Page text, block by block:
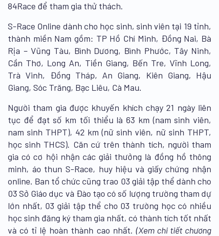
84Race để tham gia thử thách.
S-Race Online dành cho học sinh, sinh viên tại 19 tỉnh,
thành miền Nam gồm: TP Hồ Chí Minh, Đồng Nai, Bà
Rịa – Vũng Tàu, Bình Dương, Bình Phước, Tây Ninh,
Cần Thơ, Long An, Tiền Giang, Bến Tre, Vĩnh Long,
Trà Vinh, Đồng Tháp, An Giang, Kiên Giang, Hậu
Giang, Sóc Trăng, Bạc Liêu, Cà Mau.
Người tham gia được khuyến khích chạy 21 ngày liên
tục để đạt số km tối thiểu là 63 km (nam sinh viên,
nam sinh THPT), 42 km (nữ sinh viên, nữ sinh THPT,
học sinh THCS). Căn cứ trên thành tích, người tham
gia có cơ hội nhận các giải thưởng là đồng hồ thông
minh, áo thun S-Race, huy hiệu và giấy chứng nhận
online. Ban tổ chức cũng trao 03 giải tập thể dành cho
03 Sở Giáo dục và Đào tạo có số lượng trường tham dự
lớn nhất, 03 giải tập thể cho 03 trường học có nhiều
học sinh đăng ký tham gia nhất, có thành tích tốt nhất
và có tỉ lệ hoàn thành cao nhất. (Xem chi tiết chương